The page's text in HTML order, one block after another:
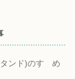
ンド)のすゝめ